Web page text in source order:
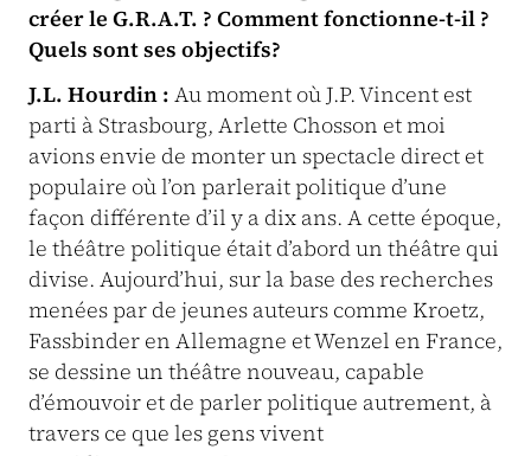
créer le G.R.A.T. ? Comment fonctionne-t-il ?
Quels sont ses objectifs?
J.L. Hourdin : Au moment où J.P. Vincent est
parti à Strasbourg, Arlette Chosson et moi
avions envie de monter un spectacle direct et
populaire où l’on parlerait politique d’une
façon différente d’il y a dix ans. A cette époque,
le théâtre politique était d’abord un théâtre qui
divise. Aujourd’hui, sur la base des recherches
menées par de jeunes auteurs comme Kroetz,
Fassbinder en Allemagne et Wenzel en France,
se dessine un théâtre nouveau, capable
d’émouvoir et de parler politique autrement, à
travers ce que les gens vivent